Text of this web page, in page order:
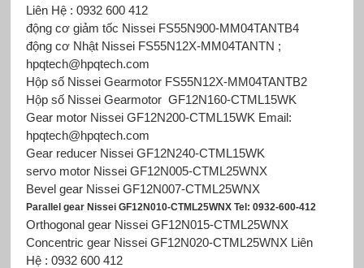
Liên Hệ : 0932 600 412
động cơ giảm tốc Nissei FS55N900-MM04TANTB4
động cơ Nhật Nissei FS55N12X-MM04TANTN ;
hpqtech@hpqtech.com
Hộp số Nissei GearmotorFS55N12X-MM04TANTB2
Hộp số Nissei Gearmotor GF12N160-CTML15WK
Gear motor Nissei GF12N200-CTML15WK Email:
hpqtech@hpqtech.com
Gear reducer Nissei GF12N240-CTML15WK
servo motor Nissei GF12N005-CTML25WNX
Bevel gear Nissei GF12N007-CTML25WNX
Parallel gear Nissei GF12N010-CTML25WNX Tel: 0932-600-412
Orthogonal gear Nissei GF12N015-CTML25WNX
Concentric gear Nissei GF12N020-CTML25WNX Liên
Hệ : 0932 600 412